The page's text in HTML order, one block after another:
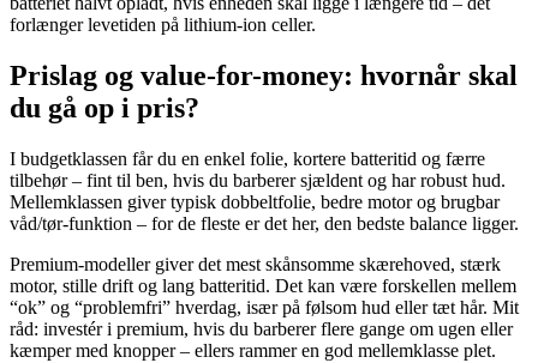
forlænger levetiden på lithium-ion celler.
Prislag og value-for-money: hvornår skal
du gå op i pris?
I budgetklassen får du en enkel folie, kortere batteritid og færre
tilbehør – fint til ben, hvis du barberer sjældent og har robust hud.
Mellemklassen giver typisk dobbeltfolie, bedre motor og brugbar
våd/tør-funktion – for de fleste er det her, den bedste balance ligger.
Premium-modeller giver det mest skånsomme skærehoved, stærk
motor, stille drift og lang batteritid. Det kan være forskellen mellem
“ok” og “problemfri” hverdag, især på følsom hud eller tæt hår. Mit
råd: investér i premium, hvis du barberer flere gange om ugen eller
kæmper med knopper – ellers rammer en god mellemklasse plet.